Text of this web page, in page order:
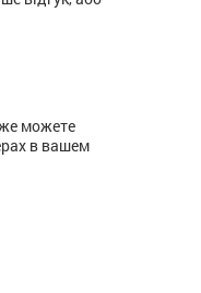
можете
в вашем